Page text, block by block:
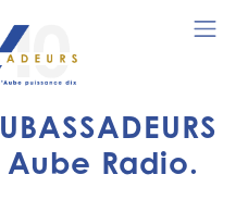
Radio.